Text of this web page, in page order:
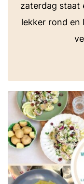
zaterdag staat
lekker rond en